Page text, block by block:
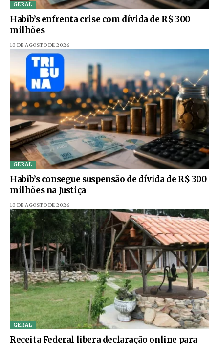
GERAL
Habib’s enfrenta crise com dívida de R$ 300
milhões
10 DE AGOSTO DE 2026
GERAL
Habib’s consegue suspensão de dívida de R$ 300
milhões na Justiça
10 DE AGOSTO DE 2026
GERAL
Receita Federal libera declaração online para